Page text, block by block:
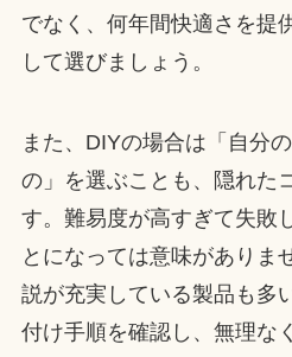
でなく、何年間快適さを提
して選びましょう。
また、DIYの場合は「自分
の」を選ぶことも、隠れた
す。難易度が高すぎて失敗
とになっては意味がありま
説が充実している製品も多
付け手順を確認し、無理な